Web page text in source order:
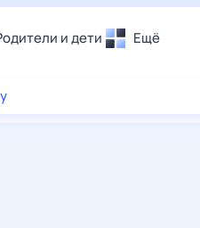
и дети Ещё